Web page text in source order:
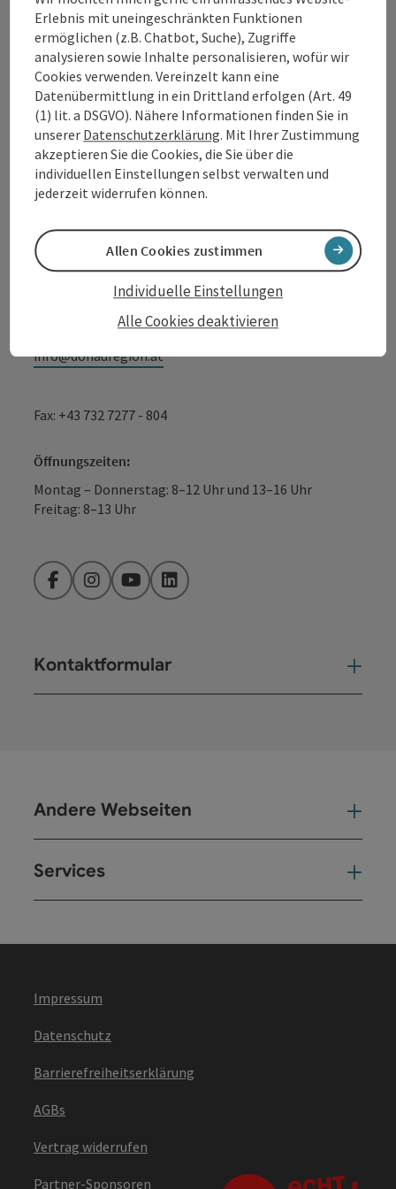
Kontakt
Tourismusverband Donauregion
Oberösterreich
WGD Donau Oberösterreich Tourismus
GmbH
Lindengasse 9
4040 Linz
+43 732 7277 - 888
info@donauregion.at
Fax: +43 732 7277 - 804
Öffnungszeiten:
Montag – Donnerstag: 8–12 Uhr und 13–16 Uhr
Freitag: 8–13 Uhr
FacebookInstagramYouTubeLinkedIn
Kontaktformular
Andere Webseiten
Services
Impressum
Datenschutz
Barrierefreiheitserklärung
AGBs
Vertrag widerrufen
Partner-Sponsoren
Erlebnis mit uneingeschränkten Funktionen
ermöglichen (z.B. Chatbot, Suche), Zugriffe
analysieren sowie Inhalte personalisieren, wofür wir
Cookies verwenden. Vereinzelt kann eine
Datenübermittlung in ein Drittland erfolgen (Art. 49
(1) lit. a DSGVO). Nähere Informationen finden Sie in
unserer Datenschutzerklärung. Mit Ihrer Zustimmung
akzeptieren Sie die Cookies, die Sie über die
individuellen Einstellungen selbst verwalten und
jederzeit widerrufen können.
Alle Cookies deaktivieren
Individuelle Einstellungen
Allen Cookies zustimmen